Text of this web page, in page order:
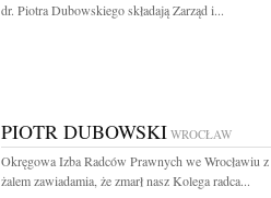
dr. Piotra Dubowskiego składają Zarząd i...
PIOTR DUBOWSKI WROCŁAW
Okręgowa Izba Radców Prawnych we Wrocławiu z
żalem zawiadamia, że zmarł nasz Kolega radca...